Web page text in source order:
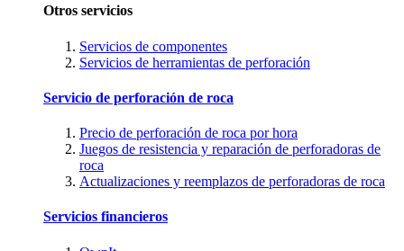
Otros servicios
Servicios de componentes
Servicios de herramientas de perforación
Servicio de perforación de roca
Precio de perforación de roca por hora
Juegos de resistencia y reparación de perforadoras de
roca
Actualizaciones y reemplazos de perforadoras de roca
Servicios financieros